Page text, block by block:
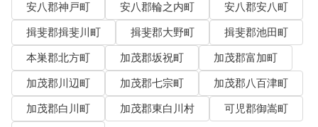
安八郡神戸町
安八郡輪之内町
安八郡安八町
揖斐郡揖斐川町
揖斐郡大野町
揖斐郡池田町
本巣郡北方町
加茂郡坂祝町
加茂郡富加町
加茂郡川辺町
加茂郡七宗町
加茂郡八百津町
加茂郡白川町
加茂郡東白川村
可児郡御嵩町